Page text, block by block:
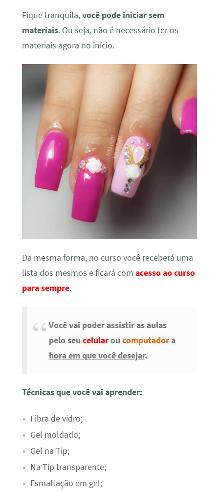
Fique tranquila,você pode iniciar sem
materiais. Ou seja, não é necessário ter os
materiais agora no início.
Da mesma forma, no curso você receberá uma
lista dos mesmos e ficará com acesso ao curso
para sempre.
Você vai poder assistir as aulas
pelo seu celularou computador a
hora em que você desejar.
Técnicas que você vai aprender:
Fibra de vidro;
Gel moldado;
Gel na Tip;
Na Tip transparente;
Esmaltação em gel;